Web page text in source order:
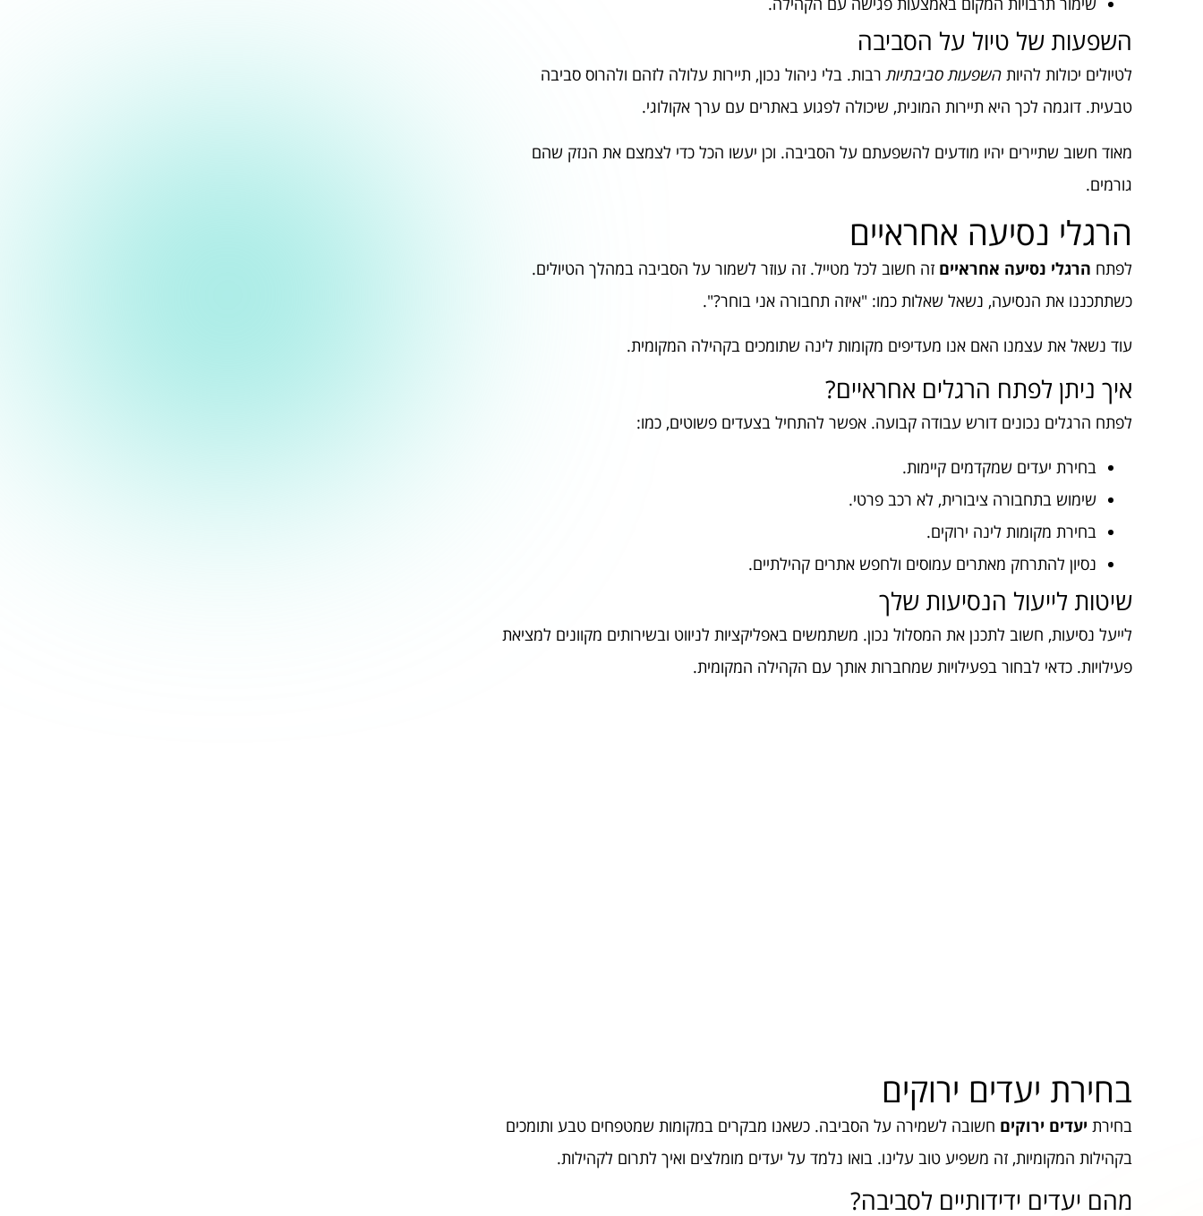
השפעות של טיול על הסביבה
לטיולים יכולות להיות השפעות סביבתיותרבות. בלי ניהול נכון, תיירות עלולה לזהם ולהרוס סביבה
טבעית. דוגמה לכך היא תיירות המונית, שיכולה לפגוע באתרים עם ערך אקולוגי.
מאוד חשוב שתיירים יהיו מודעים להשפעתם על הסביבה. וכן יעשו הכל כדי לצמצם את הנזק שהם
גורמים.
הרגלי נסיעה אחראיים
לפתח הרגלי נסיעה אחראיים זה חשוב לכל מטייל. זה עוזר לשמור על הסביבה במהלך הטיולים.
כשתתכננו את הנסיעה, נשאל שאלות כמו: "איזה תחבורה אני בוחר?".
עוד נשאל את עצמנו האם אנו מעדיפים מקומות לינה שתומכים בקהילה המקומית.
איך ניתן לפתח הרגלים אחראיים?
לפתח הרגלים נכונים דורש עבודה קבועה. אפשר להתחיל בצעדים פשוטים, כמו:
בחירת יעדים שמקדמים קיימות.
שימוש בתחבורה ציבורית, לא רכב פרטי.
בחירת מקומות לינה ירוקים.
נסיון להתרחק מאתרים עמוסים ולחפש אתרים קהילתיים.
שיטות לייעול הנסיעות שלך
לייעל נסיעות, חשוב לתכנן את המסלול נכון. משתמשים באפליקציות לניווט ובשירותים מקוונים למציאת
פעילויות. כדאי לבחור בפעילויות שמחברות אותך עם הקהילה המקומית.
בחירת יעדים ירוקים
בחירת יעדים ירוקים חשובה לשמירה על הסביבה. כשאנו מבקרים במקומות שמטפחים טבע ותומכים
בקהילות המקומיות, זה משפיע טוב עלינו. בואו נלמד על יעדים מומלצים ואיך לתרום לקהילות.
מהם יעדים ידידותיים לסביבה?